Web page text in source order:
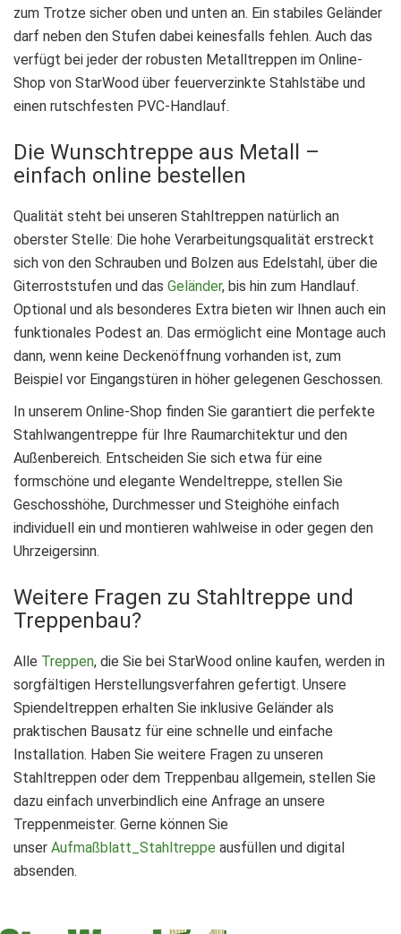
zum Trotze sicher oben und unten an. Ein stabiles Geländer
darf neben den Stufen dabei keinesfalls fehlen. Auch das
verfügt bei jeder der robusten Metalltreppen im Online-
Shop von StarWood über feuerverzinkte Stahlstäbe und
einen rutschfesten PVC-Handlauf.
Die Wunschtreppe aus Metall –
einfach online bestellen
Qualität steht bei unseren Stahltreppen natürlich an
oberster Stelle: Die hohe Verarbeitungsqualität erstreckt
sich von den Schrauben und Bolzen aus Edelstahl, über die
Giterroststufen und das Geländer, bis hin zum Handlauf.
Optional und als besonderes Extra bieten wir Ihnen auch ein
funktionales Podest an. Das ermöglicht eine Montage auch
dann, wenn keine Deckenöffnung vorhanden ist, zum
Beispiel vor Eingangstüren in höher gelegenen Geschossen.
In unserem Online-Shop finden Sie garantiert die perfekte
Stahlwangentreppe für Ihre Raumarchitektur und den
Außenbereich. Entscheiden Sie sich etwa für eine
formschöne und elegante Wendeltreppe, stellen Sie
Geschosshöhe, Durchmesser und Steighöhe einfach
individuell ein und montieren wahlweise in oder gegen den
Uhrzeigersinn.
Weitere Fragen zu Stahltreppe und
Treppenbau?
Alle Treppen, die Sie bei StarWood online kaufen, werden in
sorgfältigen Herstellungsverfahren gefertigt. Unsere
Spiendeltreppen erhalten Sie inklusive Geländer als
praktischen Bausatz für eine schnelle und einfache
Installation. Haben Sie weitere Fragen zu unseren
Stahltreppen oder dem Treppenbau allgemein, stellen Sie
dazu einfach unverbindlich eine Anfrage an unsere
Treppenmeister. Gerne können Sie
unser Aufmaßblatt_Stahltreppe ausfüllen und digital
absenden.